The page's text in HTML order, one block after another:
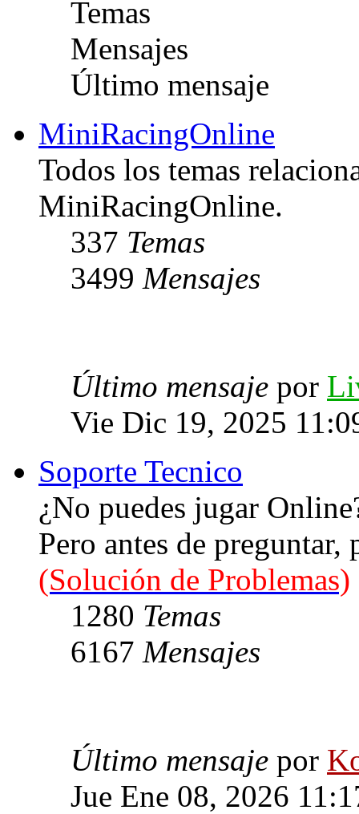
Temas
Mensajes
Último mensaje
MiniRacingOnline
Todos los temas
MiniRacingOnline.
337 Temas
3499 Mensajes
Último mensaje por
Vie Dic 19, 2025
Soporte Tecnico
¿No puedes jugar
Pero antes de
(Solución de Problemas)
1280 Temas
6167 Mensajes
Último mensaje por
Jue Ene 08, 2026